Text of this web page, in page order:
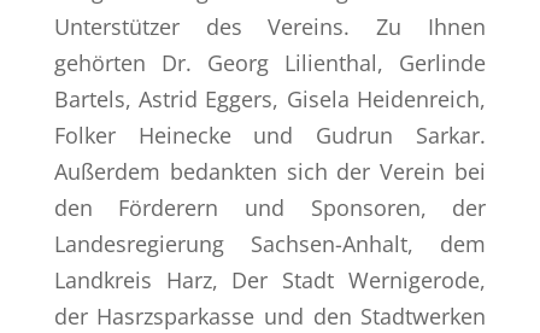
Unterstützer des Vereins. Zu Ihnen
gehörten Dr. Georg Lilienthal, Gerlinde
Bartels, Astrid Eggers, Gisela Heidenreich,
Folker Heinecke und Gudrun Sarkar.
Außerdem bedankten sich der Verein bei
den Förderern und Sponsoren, der
Landesregierung Sachsen-Anhalt, dem
Landkreis Harz, Der Stadt Wernigerode,
der Hasrzsparkasse und den Stadtwerken